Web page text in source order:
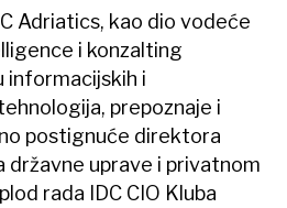
Adriatics, kao dio vodeće
i konzalting
informacijskih i
prepoznaje i
postignuće direktora
uprave i privatnom
rada IDC CIO Kluba